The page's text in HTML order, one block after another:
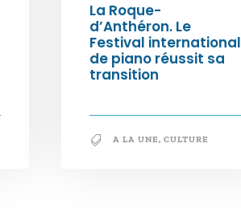
La Roque-
d’Anthéron. Le
Festival international
de piano réussit sa
transition
A LA UNE, CULTURE